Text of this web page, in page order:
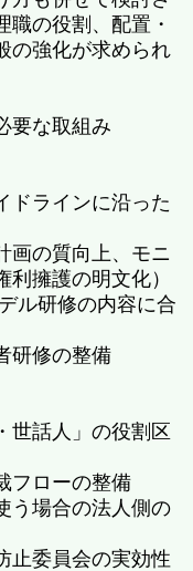
の役割、配置・
の強化が求められ
要な取組み
ドラインに沿った
画の質向上、モニ
擁護の明文化）
ル研修の内容に合
研修の整備
世話人」の役割区
フローの整備
う場合の法人側の
止委員会の実効性